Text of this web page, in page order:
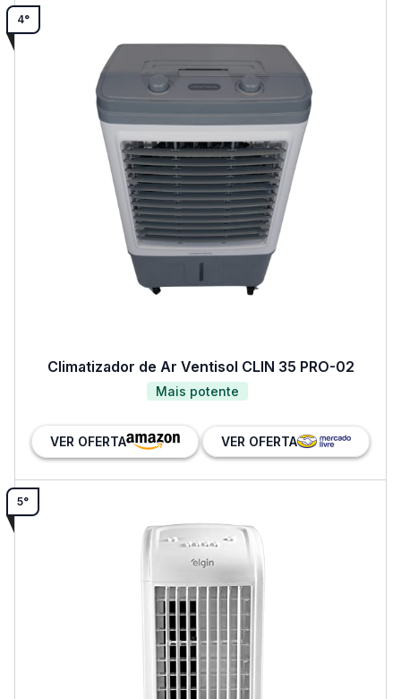
4°
Climatizador de Ar Ventisol CLIN 35 PRO-02
Mais potente
VER OFERTA VER OFERTA
5°